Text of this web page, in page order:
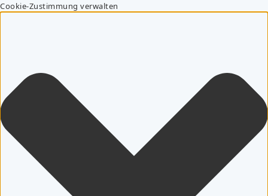
Cookie-Zustimmung verwalten